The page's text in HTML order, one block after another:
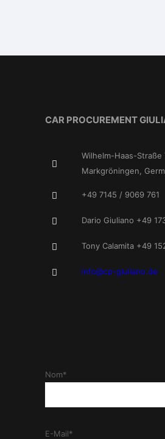
CAR PROCUREMENT
Wilhelm-Haas-Straße
Markgröningen,
+49 7145 / 9069 761
Dario Giuliano +49
Tony Calamita +49
info@cp-giuliano.de
Nom*
E-Mail*